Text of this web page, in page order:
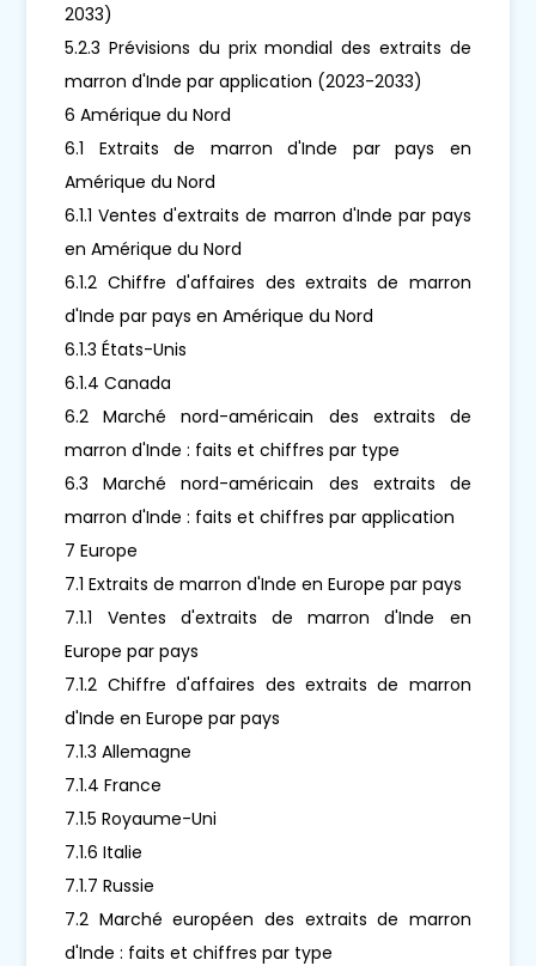
2033)
5.2.3 Prévisions du prix mondial des extraits de
marron d'Inde par application (2023-2033)
6 Amérique du Nord
6.1 Extraits de marron d'Inde par pays en
Amérique du Nord
6.1.1 Ventes d'extraits de marron d'Inde par pays
en Amérique du Nord
6.1.2 Chiffre d'affaires des extraits de marron
d'Inde par pays en Amérique du Nord
6.1.3 États-Unis
6.1.4 Canada
6.2 Marché nord-américain des extraits de
marron d'Inde : faits et chiffres par type
6.3 Marché nord-américain des extraits de
marron d'Inde : faits et chiffres par application
7 Europe
7.1 Extraits de marron d'Inde en Europe par pays
7.1.1 Ventes d'extraits de marron d'Inde en
Europe par pays
7.1.2 Chiffre d'affaires des extraits de marron
d'Inde en Europe par pays
7.1.3 Allemagne
7.1.4 France
7.1.5 Royaume-Uni
7.1.6 Italie
7.1.7 Russie
7.2 Marché européen des extraits de marron
d'Inde : faits et chiffres par type